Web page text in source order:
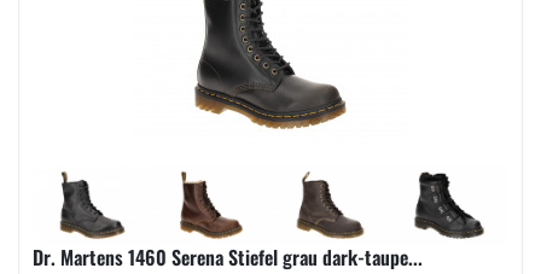
Dr. Martens 1460 Serena Stiefel grau dark-taupe...